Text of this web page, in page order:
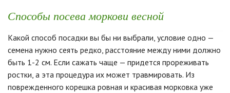
Способы посева моркови весной
Какой способ посадки вы бы ни выбрали, условие одно —
семена нужно сеять редко, расстояние между ними должно
быть 1-2 см. Если сажать чаще — придется прореживать
ростки, а эта процедура их может травмировать. Из
поврежденного корешка ровная и красивая морковка уже